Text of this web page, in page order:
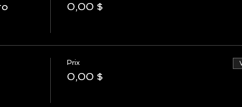
0,00 $
Prix
0,00 $